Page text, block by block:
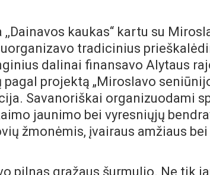
kaukas“ kartu su
tradicinius
dalinai finansavo Alytaus
projektą „Miroslavo
Savanoriškai organizuodami
jaunimo bei vyresniųjų
žmonėmis, įvairaus amžiaus
pilnas gražaus šurmulio. Ne tik